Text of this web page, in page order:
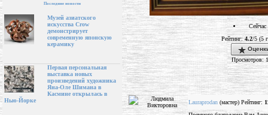
Последние новости
Музей азиатского
искусства Crow
демонстрирует
современную японскую
керамику
Первая персональная
выставка новых
произведений художника
Яна-Оле Шимана в
Касмине открылась в
Нью-Йорке
Рейтинг:4.2/5 (5
Просмотров:
Lauraprodan (мастер) Рейтинг: